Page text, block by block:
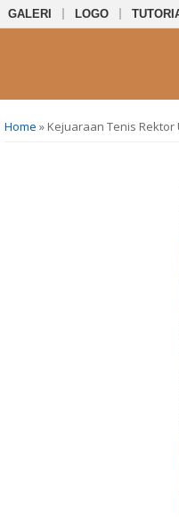
GALERI LOGO
You are here
Home » Kejuaraan Tenis Rektor